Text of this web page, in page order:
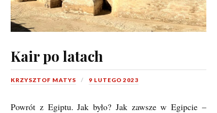
Kair po latach
KRZYSZTOF MATYS 9 LUTEGO 2023
Powrót z Egiptu. Jak było? Jak zawsze w Egipcie –